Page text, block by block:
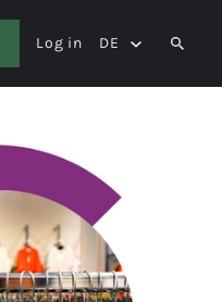
Log in DE